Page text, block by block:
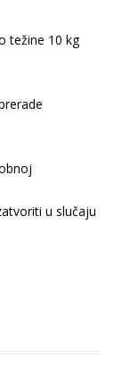
težine 10 kg
u slučaju